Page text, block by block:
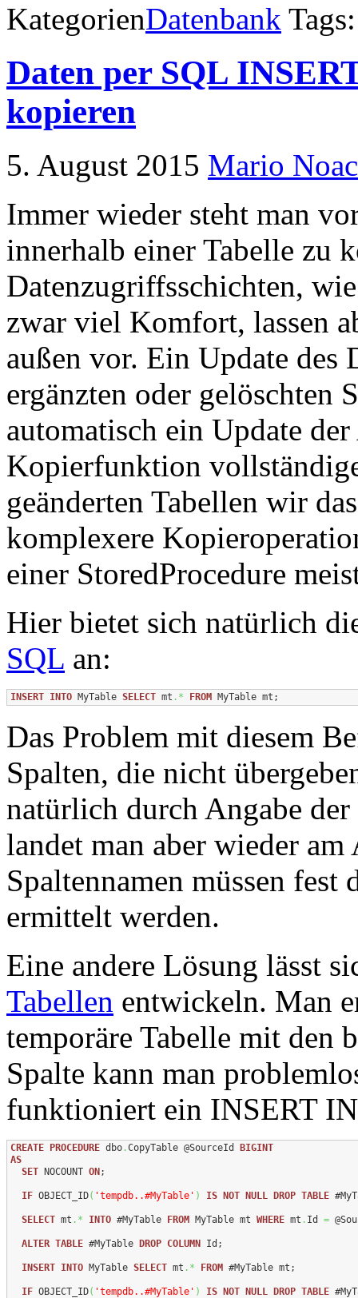
KategorienDatenbank
Daten per SQL
kopieren
5. August 2015 Mario
Immer wieder steht man
innerhalb einer Tabelle zu
Datenzugriffsschichten,
zwar viel Komfort, lassen
außen vor. Ein Update des
ergänzten oder gelöschten
automatisch ein Update
Kopierfunktion
geänderten Tabellen wir
komplexere
einer StoredProcedure
Hier bietet sich natürlich
SQL an:
INSERT INTO MyTable SELECT mt .* FROM MyTable mt;
Das Problem mit diesem
Spalten, die nicht
natürlich durch Angabe
landet man aber wieder
Spaltennamen müssen
ermittelt werden.
Eine andere Lösung lässt
Tabellen entwickeln. Man
temporäre Tabelle mit den
Spalte kann man
funktioniert ein INSERT
CREATE PROCEDURE dbo .CopyTable @SourceId
BIGINT
AS
SET NOCOUNT ON ;
IF OBJECT_ID( 'tempdb..#MyTable' ) IS NOT NULL DROP TABLE
SELECT mt .* INTO #MyTable FROM MyTable mt WHERE mt . Id =
ALTER TABLE #MyTable DROP COLUMN Id;
INSERT INTO MyTable SELECT mt .* FROM #MyTable mt;
IF OBJECT_ID( 'tempdb..#MyTable' ) IS NOT NULL DROP TABLE